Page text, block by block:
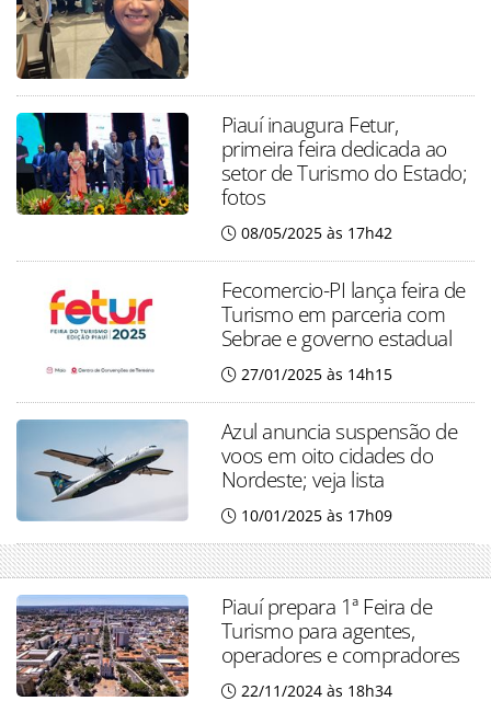
Piauí inaugura Fetur,
primeira feira dedicada ao
setor de Turismo do Estado;
fotos
08/05/2025 às 17h42
Fecomercio-PI lança feira de
Turismo em parceria com
Sebrae e governo estadual
27/01/2025 às 14h15
Azul anuncia suspensão de
voos em oito cidades do
Nordeste; veja lista
10/01/2025 às 17h09
Piauí prepara 1ª Feira de
Turismo para agentes,
operadores e compradores
22/11/2024 às 18h34